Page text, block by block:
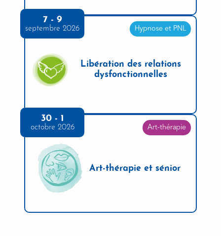
7 - 9
septembre 2026 Hypnose et PNL
Libération des relations
dysfonctionnelles
30 - 1
octobre 2026 Art-thérapie
Art-thérapie et sénior